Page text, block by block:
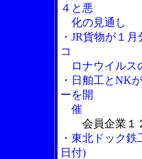
４と悪
化の見通し
・JR貨物が１
コ
ロナウイルス
・日舶工とNK
ーを開
催
会員企業１
・東北ドック
日付)